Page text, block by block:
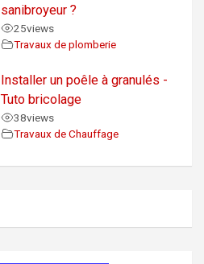
sanibroyeur ?
25views
Travaux de plomberie
Installer un poêle à granulés -
Tuto bricolage
38views
Travaux de Chauffage